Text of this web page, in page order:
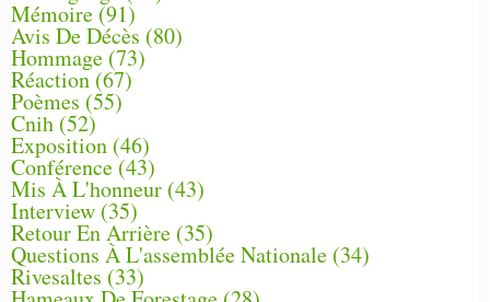
Mémoire (91)
Avis De Décès (80)
Hommage (73)
Réaction(67)
Poèmes (55)
Cnih (52)
Exposition (46)
Conférence(43)
Mis À L'honneur (43)
Interview (35)
Retour En Arrière (35)
Questions À L'assemblée Nationale (34)
Rivesaltes (33)